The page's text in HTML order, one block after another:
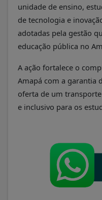
unidade de ensino,
de tecnologia e
adotadas pela gestão
educação pública no
A ação fortalece o
Amapá com a garantia
oferta de um
e inclusivo para os